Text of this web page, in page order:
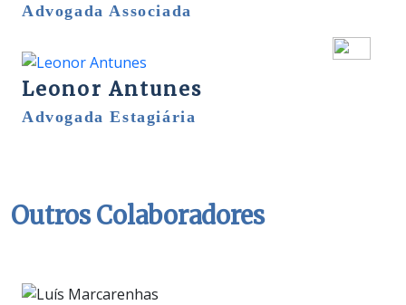
Advogada Associada
Leonor Antunes
Advogada Estagiária
Outros Colaboradores